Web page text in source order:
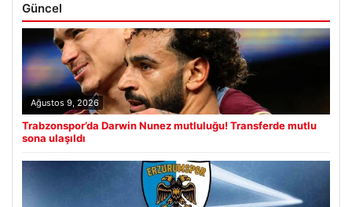
Güncel
Ağustos 9, 2026
Trabzonspor’da Darwin Nunez mutluluğu! Transferde mutlu
sona ulaşıldı